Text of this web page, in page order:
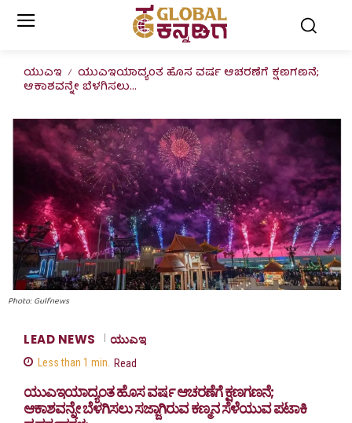
ಯುಎಇ ಯುಎಇಯಾದ್ಯಂತ ಹೊಸ ವರ್ಷ ಆಚರಣೆಗೆ ಕ್ಷಣಗಣನೆ;
ಆಕಾಶವನ್ನೇ ಬೆಳಗಿಸಲು...
Photo: Gulfnews
LEAD NEWS ಯುಎಇ
Less than 1 min. Read
ಯುಎಇಯಾದ್ಯಂತ ಹೊಸ ವರ್ಷ ಆಚರಣೆಗೆ ಕ್ಷಣಗಣನೆ;
ಆಕಾಶವನ್ನೇ ಬೆಳಗಿಸಲು ಸಜ್ಜಾಗಿರುವ ಕಣ್ಮನ ಸೆಳೆಯುವ ಪಟಾಕಿ